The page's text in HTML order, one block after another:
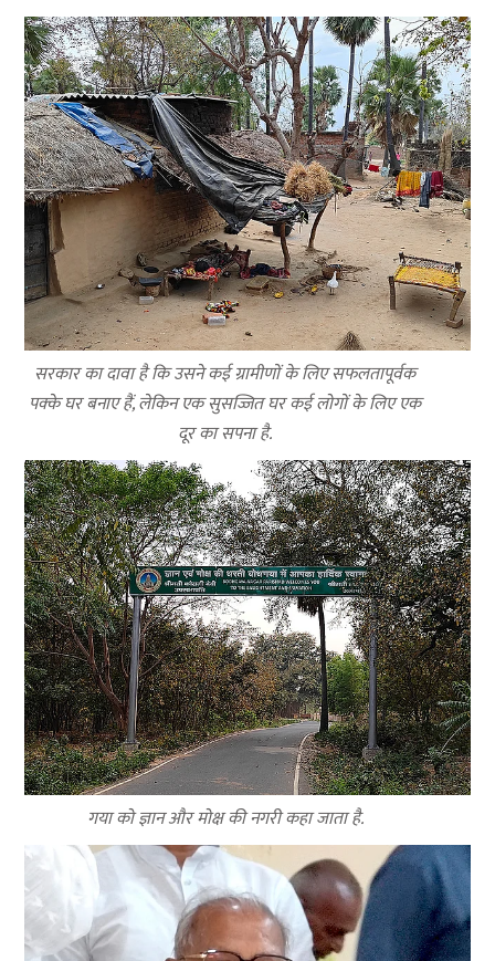
सरकार का दावा है कि उसने कई ग्रामीणों के लिए सफलतापूर्वक
पक्के घर बनाए हैं, लेकिन एक सुसज्जित घर कई लोगों के लिए एक
दूर का सपना है.
गया को ज्ञान और मोक्ष की नगरी कहा जाता है.